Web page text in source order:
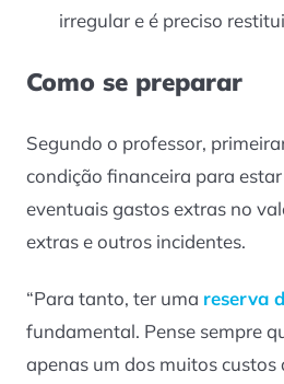
irregular e é preciso
Como se preparar
Segundo o professor,
condição financeira para
eventuais gastos extras no
extras e outros incidentes.
“Para tanto, ter uma reserva
fundamental. Pense sempre
apenas um dos muitos custos